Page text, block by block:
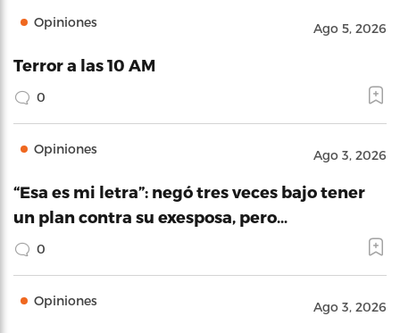
Opiniones Ago 5, 2026
Terror a las 10 AM
0
Opiniones Ago 3, 2026
“Esa es mi letra”: negó tres veces bajo tener
un plan contra su exesposa, pero…
0
Opiniones Ago 3, 2026